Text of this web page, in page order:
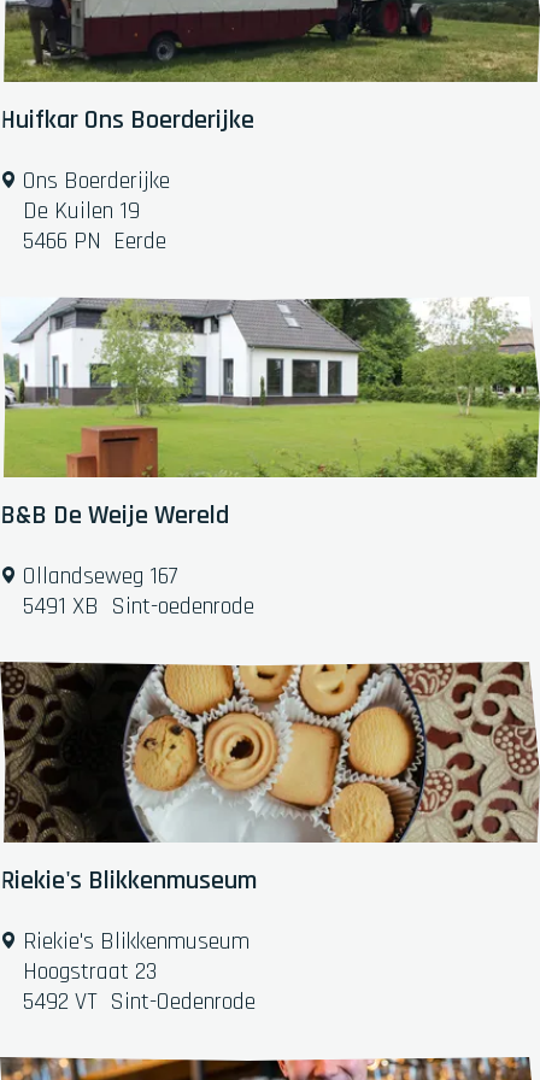
e
b
i
e
D
d
a
a
l
Huifkar Ons Boerderijke
H
r
O
n
s
B
o
r
r
i
j
k
e
Ons Boerderijke
De Kuilen 19
5466 PN Eerde
B&B De Weije Wereld
B
D
e
W
e
j
e
W
r
Ollandseweg 167
5491 XB Sint-oedenrode
Riekie's Blikkenmuseum
R
i
Riekie's Blikkenmuseum
Hoogstraat 23
5492 VT Sint-Oedenrode